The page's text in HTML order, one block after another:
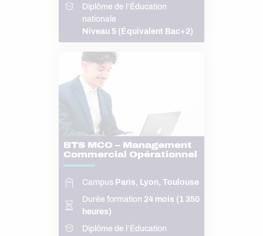
Diplôme de l’Éducation
nationale
Niveau 5 (Équivalent Bac+2)
BTS MCO – Management
Commercial Opérationnel
Campus Paris, Lyon, Toulouse
Durée formation 24 mois (1 350
heures)
Diplôme de l’Éducation